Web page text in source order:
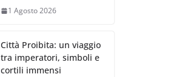
1 Agosto 2026
Città Proibita: un viaggio
tra imperatori, simboli e
cortili immensi